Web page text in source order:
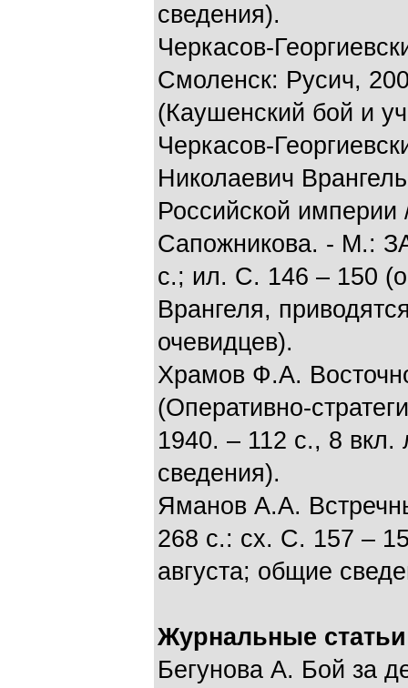
сведения).
Черкасов-
Смоленск: Русич,
(Каушенский бой и
Черкасов-
Николаевич
Российской
Сапожникова. - М.:
с.; ил. С. 146 – 150
Врангеля,
очевидцев).
Храмов Ф.А.
(Оперативно-
1940. – 112 с., 8 вкл.
сведения).
Яманов А.А.
268 с.: сх. С. 157 –
августа; общие
Журнальные
Бегунова А. Бой за